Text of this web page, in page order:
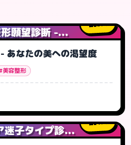
願望診断 -...
3人
あなたの美への渇望度
美容整形
迷子タイプ診...
1人